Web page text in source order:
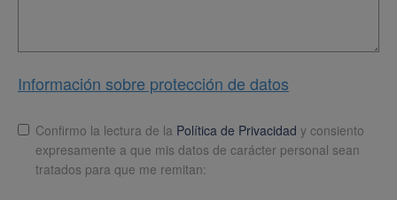
Información sobre protección de datos
LopdConfirmo la lectura de la Política de Privacidad y consiento
expresamente a que mis datos de carácter personal sean
tratados para que me remitan: